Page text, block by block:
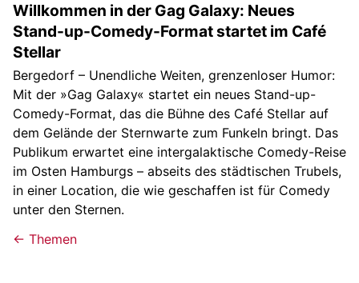
Willkommen in der Gag Galaxy: Neues
Stand-up-Comedy-Format startet im Café
Stellar
Bergedorf – Unendliche Weiten, grenzenloser Humor:
Mit der »Gag Galaxy« startet ein neues Stand-up-
Comedy-Format, das die Bühne des Café Stellar auf
dem Gelände der Sternwarte zum Funkeln bringt. Das
Publikum erwartet eine intergalaktische Comedy-Reise
im Osten Hamburgs – abseits des städtischen Trubels,
in einer Location, die wie geschaffen ist für Comedy
unter den Sternen.
← Themen